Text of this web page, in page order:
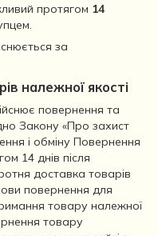
протягом 14
за
належної якості
повернення та
Закону «Про захист
і обміну Повернення
14 днів після
доставка товарів
повернення для
товару належної
товару